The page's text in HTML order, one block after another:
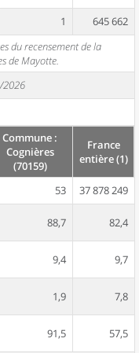
1
645 662
du recensement de la
de Mayotte.
2026
Commune :
Cognières
(70159)
France
entière (1)
53
37 878 249
88,7 82,4
9,4 9,7
1,9 7,8
91,5 57,5